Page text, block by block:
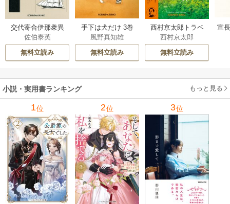
交代寄合伊那衆異
聞 15巻
佐伯泰英
無料立読み
手下は犬だけ 3巻
風野真知雄
無料立読み
西村京太郎トラベ
ルミステリー・セ
レクション 2巻
西村京太郎
無料立読み
宣
小説・実用書ランキング もっと見る
1位 2位 3位